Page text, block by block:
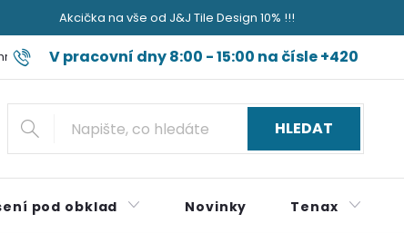
Akcička na vše od J&J Tile Design 10% !!!
V pracovní dny 8:00 - 15:00 na čísle +420
724 179 497
osobních údajů Blog jak sviňa nečum jak špok do nudli a čti
HLEDAT
pod obklad Novinky Tenax